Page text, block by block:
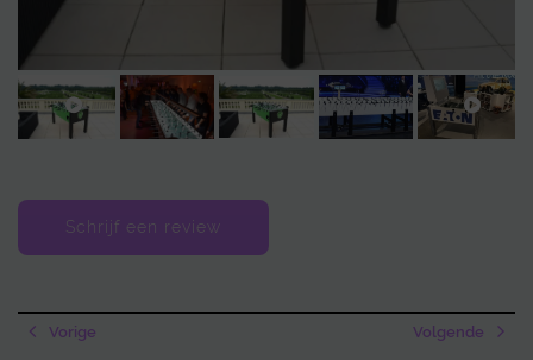
bedrijfsuitje, de combinatie van competitie, teamwork en plezier
maakt dit een activiteit die bijblijft. De tafels bieden bovendien
flexibiliteit: ze zijn mobiel, eenvoudig te verplaatsen en kunnen zowel
binnen als buiten gebruikt worden. Met deze setup wordt elk
samenzijn een interactief en onvergetelijk evenement.
Schrijf een review
Vorige Volgende